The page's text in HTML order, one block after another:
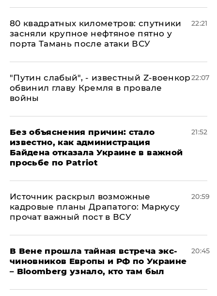
80 квадратных километров: спутники
засняли крупное нефтяное пятно у
порта Тамань после атаки ВСУ
22:21
​"Путин слабый", - известный Z-военкор
обвинил главу Кремля в провале
войны
22:07
Без объяснения причин: стало
известно, как администрация
Байдена отказала Украине в важной
просьбе по Patriot
21:52
​Источник раскрыл возможные
кадровые планы Драпатого: Маркусу
прочат важный пост в ВСУ
20:59
В Вене прошла тайная встреча экс-
чиновников Европы и РФ по Украине
– Bloomberg узнало, кто там был
20:45